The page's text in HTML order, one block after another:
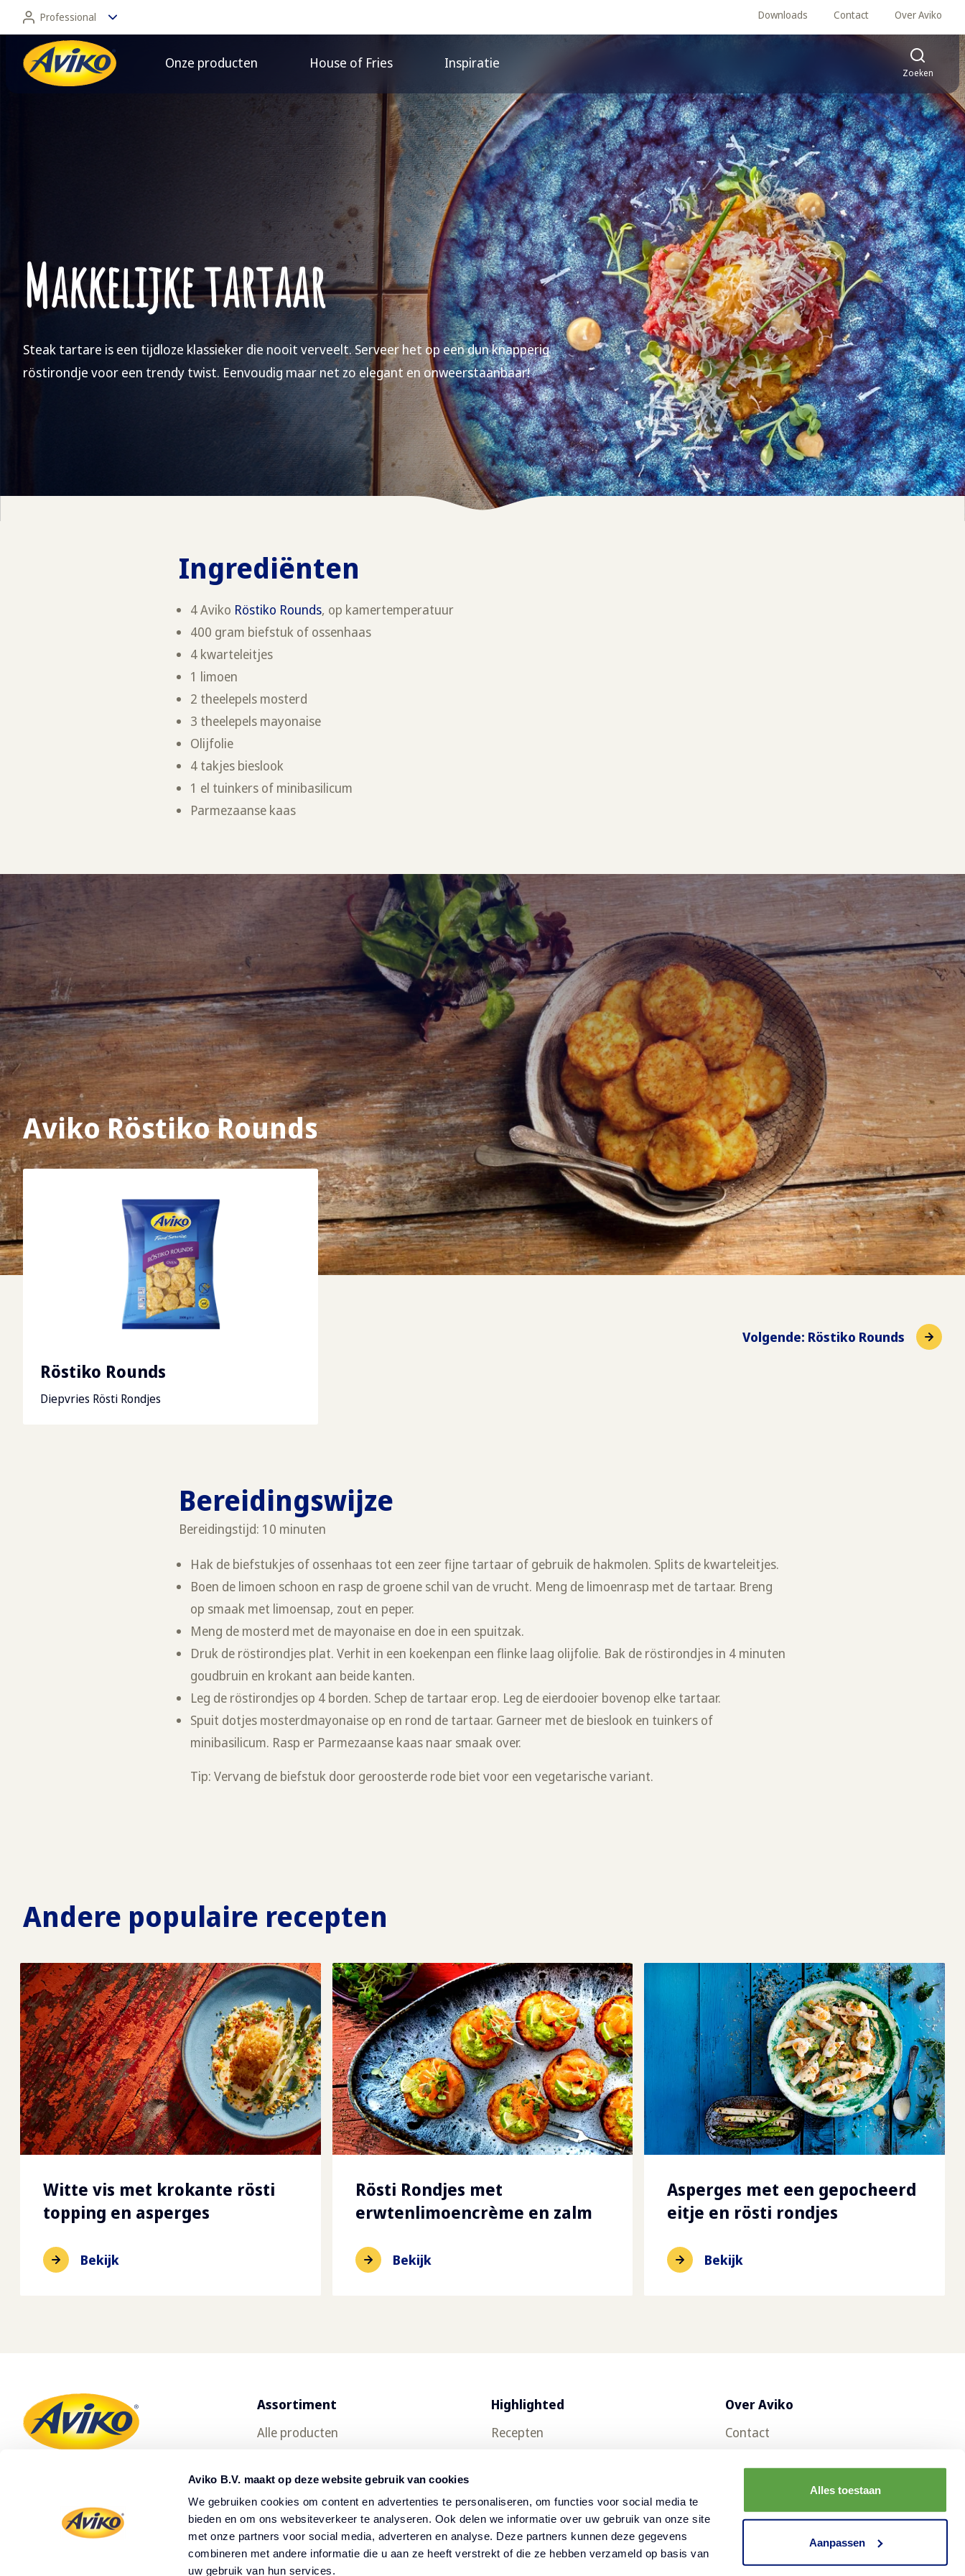
Aviko B.V. maakt op deze website gebruik van cookies
We gebruiken cookies om content en advertenties te personaliseren, om functies voor social media te
bieden en om ons websiteverkeer te analyseren. Ook delen we informatie over uw gebruik van onze site
met onze partners voor social media, adverteren en analyse. Deze partners kunnen deze gegevens
combineren met andere informatie die u aan ze heeft verstrekt of die ze hebben verzameld op basis van
uw gebruik van hun services.
Alles toestaan
Aanpassen
Professional
Professional
Consument
Downloads Contact Over Aviko
Onze producten House of Fries Inspiratie
Zoeken
Makkelijke tartaar
Steak tartare is een tijdloze klassieker die nooit verveelt. Serveer het op een dun knapperig
röstirondje voor een trendy twist. Eenvoudig maar net zo elegant en onweerstaanbaar!
Ingrediënten
4 Aviko Röstiko Rounds, op kamertemperatuur
400 gram biefstuk of ossenhaas
4 kwarteleitjes
1 limoen
2 theelepels mosterd
3 theelepels mayonaise
Olijfolie
4 takjes bieslook
1 el tuinkers of minibasilicum
Parmezaanse kaas
Volgende: Röstiko Rounds
Aviko Röstiko Rounds
Röstiko Rounds
Diepvries Rösti Rondjes
Bereidingswijze
Bereidingstijd: 10 minuten
Hak de biefstukjes of ossenhaas tot een zeer fijne tartaar of gebruik de hakmolen. Splits de kwarteleitjes.
Boen de limoen schoon en rasp de groene schil van de vrucht. Meng de limoenrasp met de tartaar. Breng
op smaak met limoensap, zout en peper.
Meng de mosterd met de mayonaise en doe in een spuitzak.
Druk de röstirondjes plat. Verhit in een koekenpan een flinke laag olijfolie. Bak de röstirondjes in 4 minuten
goudbruin en krokant aan beide kanten.
Leg de röstirondjes op 4 borden. Schep de tartaar erop. Leg de eierdooier bovenop elke tartaar.
Spuit dotjes mosterdmayonaise op en rond de tartaar. Garneer met de bieslook en tuinkers of
minibasilicum. Rasp er Parmezaanse kaas naar smaak over.
Tip: Vervang de biefstuk door geroosterde rode biet voor een vegetarische variant.
Andere populaire recepten
Witte vis met krokante rösti
topping en asperges
Bekijk
Rösti Rondjes met
erwtenlimoencrème en zalm
Bekijk
Asperges met een gepocheerd
eitje en rösti rondjes
Bekijk
Assortiment
Alle producten
Oerfriet
SuperCrunch
Waar te koop
Highlighted
Recepten
Nieuwsbrief
Over Aviko
Contact
Werken bij Aviko
Duurzaamheid